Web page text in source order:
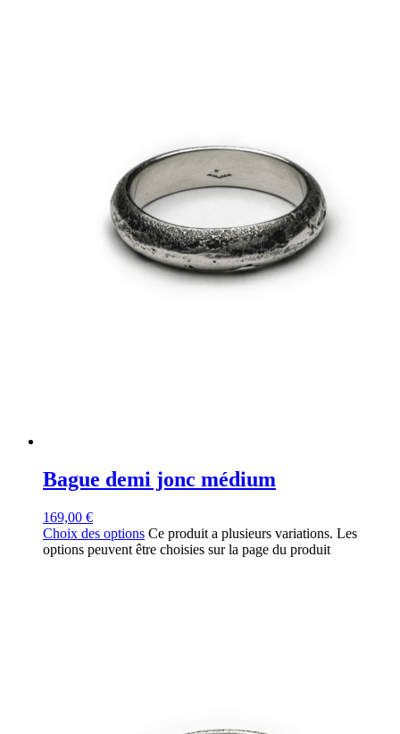
Bague demi jonc médium
169,00 €
Choix des options Ce produit a plusieurs variations. Les
options peuvent être choisies sur la page du produit